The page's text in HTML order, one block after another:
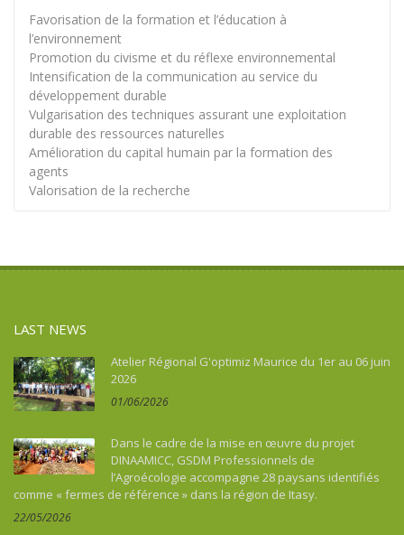
Favorisation de la formation et l’éducation à
l’environnement
Promotion du civisme et du réflexe environnemental
Intensification de la communication au service du
développement durable
Vulgarisation des techniques assurant une exploitation
durable des ressources naturelles
Amélioration du capital humain par la formation des
agents
Valorisation de la recherche
LAST NEWS
Atelier Régional G'optimiz Maurice du 1er au 06 juin
2026
01/06/2026
Dans le cadre de la mise en œuvre du projet
DINAAMICC, GSDM Professionnels de
l’Agroécologie accompagne 28 paysans identifiés
comme « fermes de référence » dans la région de Itasy.
22/05/2026